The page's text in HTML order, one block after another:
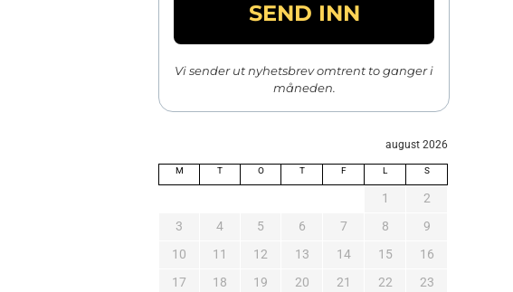
Vi sender ut nyhetsbrev omtrent to ganger i
måneden.
august 2026
M T O T F L S
1
2
3
4 5 6 7 8
9
10
11 12 13 14 15
16
17
18 19 20 21 22
23